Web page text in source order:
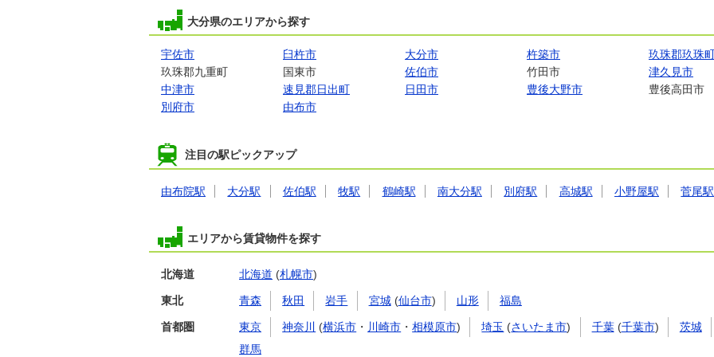
大分県のエリアから探す
宇佐市 臼杵市 大分市 杵築市
玖珠郡玖珠
玖珠郡九重町
国東市 佐伯市 竹田市
津久見市
中津市
速見郡日出町 日田市 豊後大野市
豊後高田市
別府市
由布市
注目の駅ピックアップ
由布院駅 大分駅 佐伯駅 牧駅 鶴崎駅 南大分駅 別府駅 高城駅 小野屋駅 菅尾駅
エリアから賃貸物件を探す
北海道 北海道 (札幌市)
東北 青森 秋田 岩手 宮城(仙台市) 山形 福島
首都圏 東京 神奈川 (横浜市 ・ 川崎市 ・相模原市) 埼玉 (さいたま市) 千葉(千葉市) 茨城
群馬